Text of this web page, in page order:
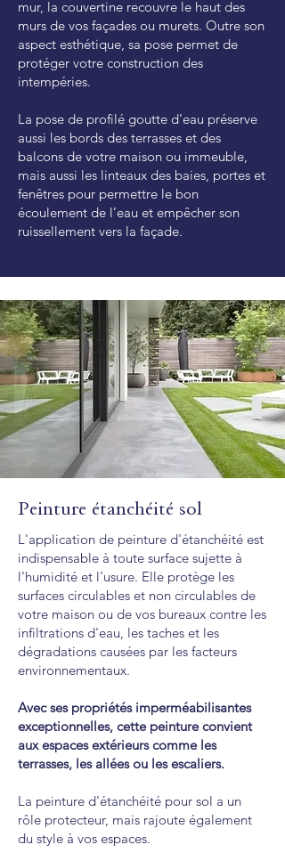
mur, la couvertine recouvre le haut des
murs de vos façades ou murets. Outre son
aspect esthétique, sa pose permet de
protéger votre construction des
intempéries.
La pose de profilé goutte d’eau préserve
aussi les bords des terrasses et des
balcons de votre maison ou immeuble,
mais aussi les linteaux des baies, portes et
fenêtres pour permettre le bon
écoulement de l’eau et empêcher son
ruissellement vers la façade.
Peinture étanchéité sol
L'application de peinture d'étanchéité est
indispensable à toute surface sujette à
l'humidité et l'usure. Elle protège les
surfaces circulables et non circulables de
votre maison ou de vos bureaux contre les
infiltrations d'eau, les taches et les
dégradations causées par les facteurs
environnementaux.
Avec ses propriétés imperméabilisantes
exceptionnelles, cette peinture convient
aux espaces extérieurs comme les
terrasses, les allées ou les escaliers.
La peinture d'étanchéité pour sol a un
rôle protecteur, mais rajoute également
du style à vos espaces.